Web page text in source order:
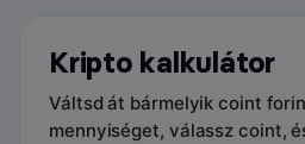
Kripto kalkulátor
Váltsd át bármelyik coint
mennyiséget, válassz coint,